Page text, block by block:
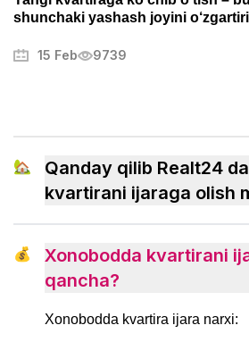
shunchaki yashash joyini
qiladigan muhim bosqichdir. Bu
qanday samarali tashkil qilish,
xavotirlardan qochish va yangi
tezroq ko‘nikish usullarini ko‘rib
15 Feb 9739
🏡
Qanday qilib Realt24
kvartirani ijaraga olish
💰
Xonobodda kvartirani
qancha?
Xonobodda kvartira ijara narxi: